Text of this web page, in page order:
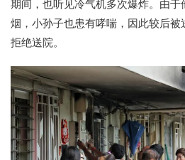
期间，也听见冷气机多次爆炸。由
烟，小孙子也患有哮喘，因此较后
拒绝送院。